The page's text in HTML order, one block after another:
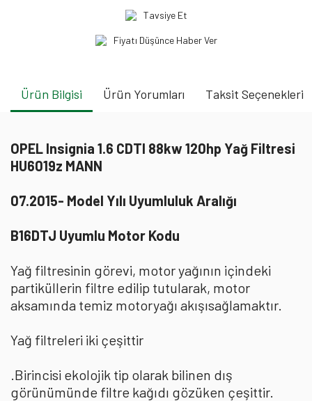
Tavsiye Et
Fiyatı Düşünce Haber Ver
Ürün Bilgisi Ürün Yorumları Taksit Seçenekleri
OPEL Insignia 1.6 CDTI 88kw 120hp Yağ Filtresi
HU6019z MANN
07.2015- Model Yılı Uyumluluk Aralığı
B16DTJ Uyumlu Motor Kodu
Yağ filtresinin görevi, motor yağının içindeki
partiküllerin filtre edilip tutularak, motor
aksamında temiz motoryağı akışısağlamaktır.
Yağ filtreleri iki çeşittir
.Birincisi ekolojik tip olarak bilinen dış
görünümünde filtre kağıdı gözüken çeşittir.